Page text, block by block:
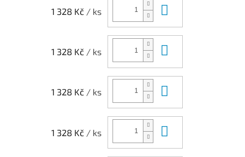
1 328 Kč / ks
1 328 Kč / ks
1 328 Kč / ks
1 328 Kč / ks